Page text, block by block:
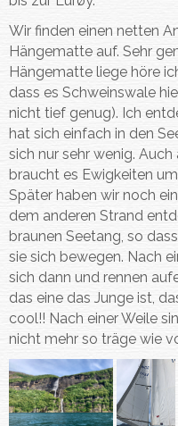
Wir finden einen netten
Hängematte auf. Sehr
Hängematte liege höre
dass es Schweinswale
nicht tief genug). Ich
hat sich einfach in den
sich nur sehr wenig.
braucht es Ewigkeiten
Später haben wir noch
dem anderen Strand
braunen Seetang, so
sie sich bewegen. Nach
sich dann und rennen
das eine das Junge ist,
cool!! Nach einer Weile
nicht mehr so träge wie